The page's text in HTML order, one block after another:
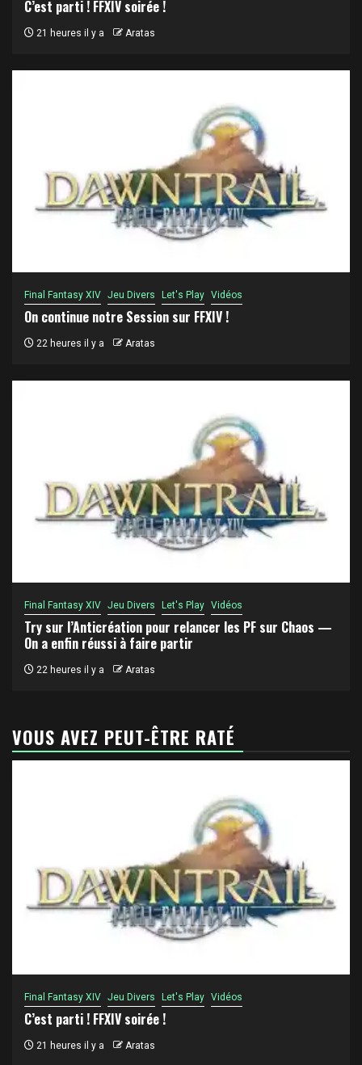
C’est parti ! FFXIV soirée !
21 heures il y a Aratas
Final Fantasy XIV Jeu Divers Let's Play Vidéos
On continue notre Session sur FFXIV !
22 heures il y a Aratas
Final Fantasy XIV Jeu Divers Let's Play Vidéos
Try sur l’Anticréation pour relancer les PF sur Chaos —
On a enfin réussi à faire partir
22 heures il y a Aratas
VOUS AVEZ PEUT-ÊTRE RATÉ
Final Fantasy XIV Jeu Divers Let's Play Vidéos
C’est parti ! FFXIV soirée !
21 heures il y a Aratas